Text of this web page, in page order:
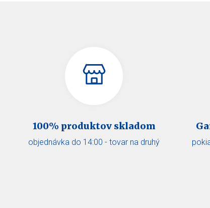
100% produktov skladom
objednávka do 14:00 - tovar na druhý